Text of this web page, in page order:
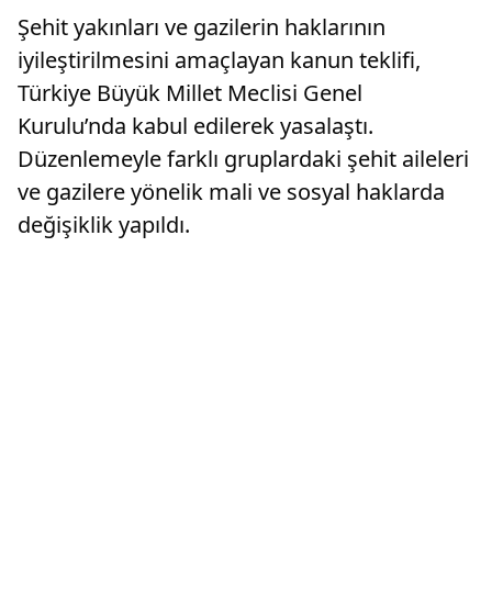
Şehit yakınları ve gazilerin haklarının
iyileştirilmesini amaçlayan kanun teklifi,
Türkiye Büyük Millet Meclisi Genel
Kurulu’nda kabul edilerek yasalaştı.
Düzenlemeyle farklı gruplardaki şehit aileleri
ve gazilere yönelik mali ve sosyal haklarda
değişiklik yapıldı.